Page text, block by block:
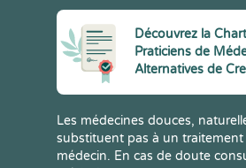
Découvrez la
Praticiens de
Alternatives de
Les médecines douces,
substituent pas à un
médecin. En cas de doute